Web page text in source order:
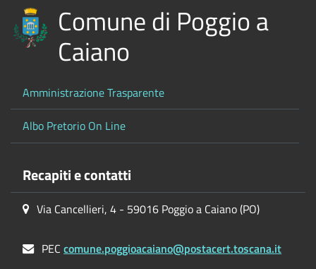
Comune di Poggio a
Caiano
Amministrazione Trasparente
Albo Pretorio On Line
Recapiti e contatti
Via Cancellieri, 4 - 59016 Poggio a Caiano (PO)
PECcomune.poggioacaiano@postacert.toscana.it